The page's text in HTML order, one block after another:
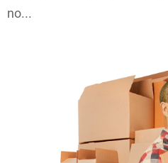
no...